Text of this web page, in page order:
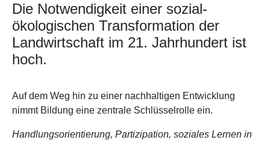
Die Notwendigkeit einer sozial-
ökologischen Transformation der
Landwirtschaft im 21. Jahrhundert ist
hoch.
Auf dem Weg hin zu einer nachhaltigen Entwicklung
nimmt Bildung eine zentrale Schlüsselrolle ein.
Handlungsorientierung, Partizipation, soziales Lernen in